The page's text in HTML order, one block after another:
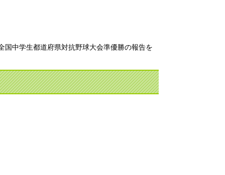
中学生都道府県対抗野球大会準優勝の報告を